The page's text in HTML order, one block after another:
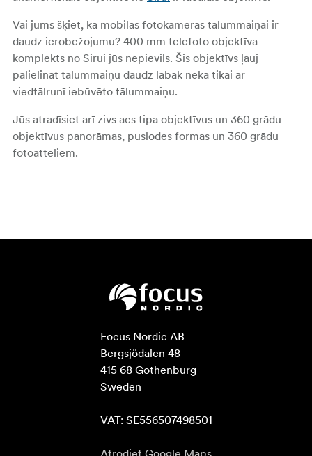
Vai jums šķiet, ka mobilās fotokameras tālummaiņai ir
daudz ierobežojumu? 400 mm telefoto objektīva
komplekts no Sirui jūs nepievils. Šis objektīvs ļauj
palielināt tālummaiņu daudz labāk nekā tikai ar
viedtālrunī iebūvēto tālummaiņu.
Jūs atradīsiet arī zivs acs tipa objektīvus un 360 grādu
objektīvus panorāmas, puslodes formas un 360 grādu
fotoattēliem.
Focus Nordic AB
Bergsjödalen 48
415 68 Gothenburg
Sweden
VAT: SE556507498501
Atrodiet Google Maps